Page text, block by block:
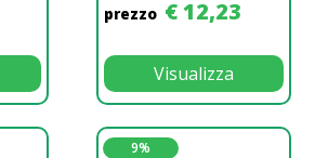
prezzo € 12,23
Visualizza
9%